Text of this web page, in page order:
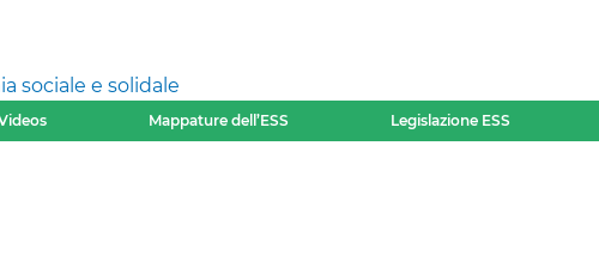
sociale e solidale
Mappature dell’ESS Legislazione ESS